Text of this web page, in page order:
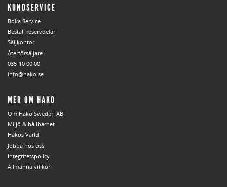
KUNDSERVICE
Boka Service
Beställ reservdelar
Säljkontor
Återförsäljare
035-10 00 00
info@hako.se
MER OM HAKO
Om Hako Sweden AB
Miljö & hållbarhet
Hakos Värld
Jobba hos oss
Integritetspolicy
Allmänna villkor